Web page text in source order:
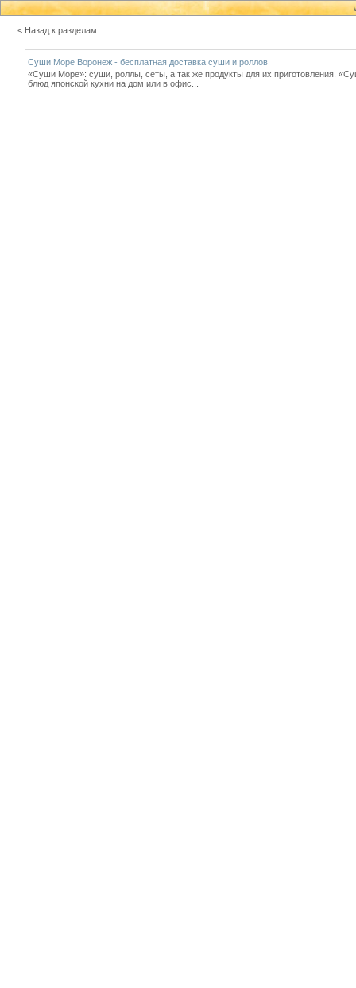
< Назад к разделам
Суши Море Воронеж - бесплатная доставка суши и роллов
«Суши Море»: суши, роллы, сеты, а так же продукты для их приготовления.
блюд японской кухни на дом или в офис...